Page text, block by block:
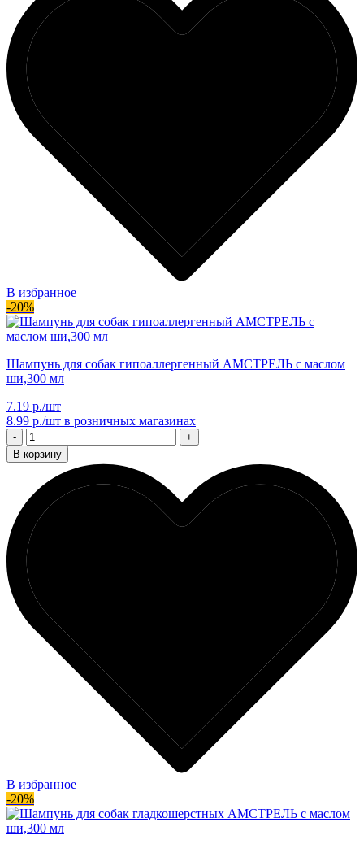
В избранное
-20%
Шампунь для собак гипоаллергенный АМСТРЕЛЬ с маслом
ши,300 мл
7.19 р./шт
8.99 р./шт в розничных магазинах
-
+
В корзину
В избранное
-20%